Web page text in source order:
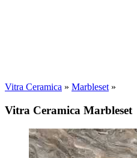
Vitra Ceramica » Marbleset»
Vitra Ceramica Marbleset